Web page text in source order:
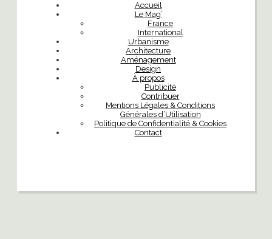
Accueil
Le Mag’
France
International
Urbanisme
Architecture
Aménagement
Design
À propos
Publicité
Contribuer
Mentions Légales & Conditions
Générales d’Utilisation
Politique de Confidentialité & Cookies
Contact